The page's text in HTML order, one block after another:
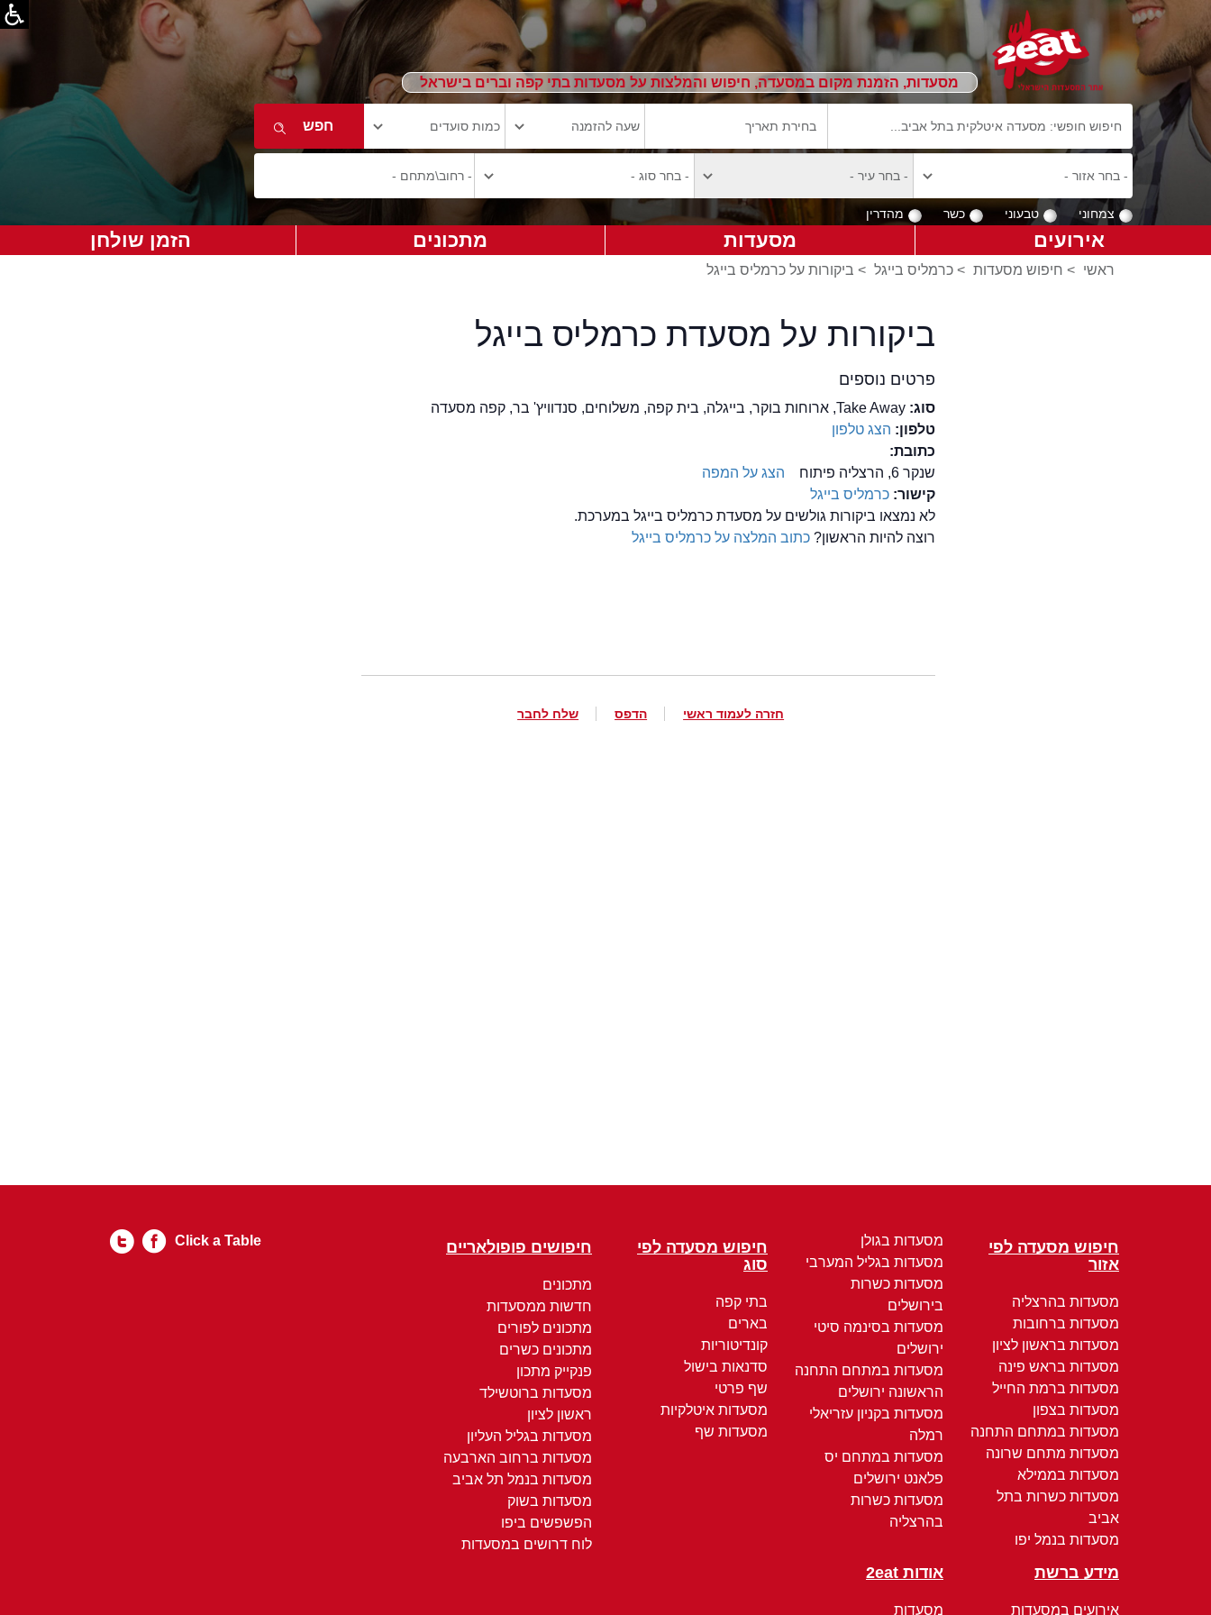
מסעדות, הזמנת מקום במסעדה, חיפוש והמלצות על מסעדות בתי קפה וברים בישראל
צמחוני טבעוני כשר מהדרין
אירועים מסעדות מתכונים הזמן שולחן
ראשי > חיפוש מסעדות > כרמליס בייגל > ביקורות על כרמליס בייגל
ביקורות על מסעדת כרמליס בייגל
פרטים נוספים
סוג:Take Away, ארוחות בוקר, בייגלה, בית קפה, משלוחים, סנדוויץ' בר, קפה מסעדה
טלפון: הצג טלפון
כתובת:
שנקר 6, הרצליה פיתוח
הצג על המפה
קישור:כרמליס בייגל
לא נמצאו ביקורות גולשים על מסעדת כרמליס בייגל במערכת.
רוצה להיות הראשון?כתוב המלצה על כרמליס בייגל
חזרה לעמוד ראשי הדפס שלח לחבר
חיפוש מסעדה לפי
אזור
מסעדות בהרצליה
מסעדות ברחובות
מסעדות בראשון לציון
מסעדות בראש פינה
מסעדות ברמת החייל
מסעדות בצפון
מסעדות במתחם התחנה
מסעדות מתחם שרונה
מסעדות בממילא
מסעדות כשרות בתל
אביב
מסעדות בנמל יפו
מסעדות בגולן
מסעדות בגליל המערבי
מסעדות כשרות
בירושלים
מסעדות בסינמה סיטי
ירושלים
מסעדות במתחם התחנה
הראשונה ירושלים
מסעדות בקניון עזריאלי
רמלה
מסעדות במתחם יס
פלאנט ירושלים
מסעדות כשרות
בהרצליה
חיפוש מסעדה לפי
סוג
בתי קפה
בארים
קונדיטוריות
סדנאות בישול
שף פרטי
מסעדות איטלקיות
מסעדות שף
חיפושים פופולאריים
מתכונים
חדשות ממסעדות
מתכונים לפורים
מתכונים כשרים
פנקייק מתכון
מסעדות ברוטשילד
ראשון לציון
מסעדות בגליל העליון
מסעדות ברחוב הארבעה
מסעדות בנמל תל אביב
מסעדות בשוק
הפשפשים ביפו
לוח דרושים במסעדות
מידע ברשת
אירועים במסעדות
אודות 2eat
מסעדות
Click a Table